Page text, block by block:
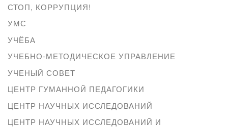
СТОП, КОРРУПЦИЯ!
УМС
УЧЁБА
УЧЕБНО-МЕТОДИЧЕСКОЕ УПРАВЛЕНИЕ
УЧЕНЫЙ СОВЕТ
ЦЕНТР ГУМАННОЙ ПЕДАГОГИКИ
ЦЕНТР НАУЧНЫХ ИССЛЕДОВАНИЙ
ЦЕНТР НАУЧНЫХ ИССЛЕДОВАНИЙ И